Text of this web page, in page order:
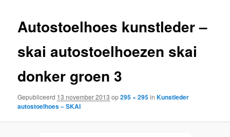
Autostoelhoes kunstleder –
skai autostoelhoezen skai
donker groen 3
Gepubliceerd 13 november 2013 op295 × 295inKunstleder
autostoelhoes – SKAI